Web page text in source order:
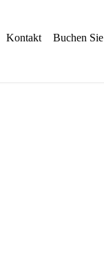
Kontakt Buchen Sie